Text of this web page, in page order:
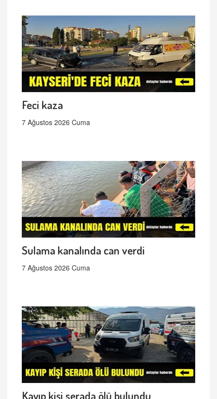
Feci kaza
7 Ağustos 2026 Cuma
Sulama kanalında can verdi
7 Ağustos 2026 Cuma
Kayıp kişi serada ölü bulundu